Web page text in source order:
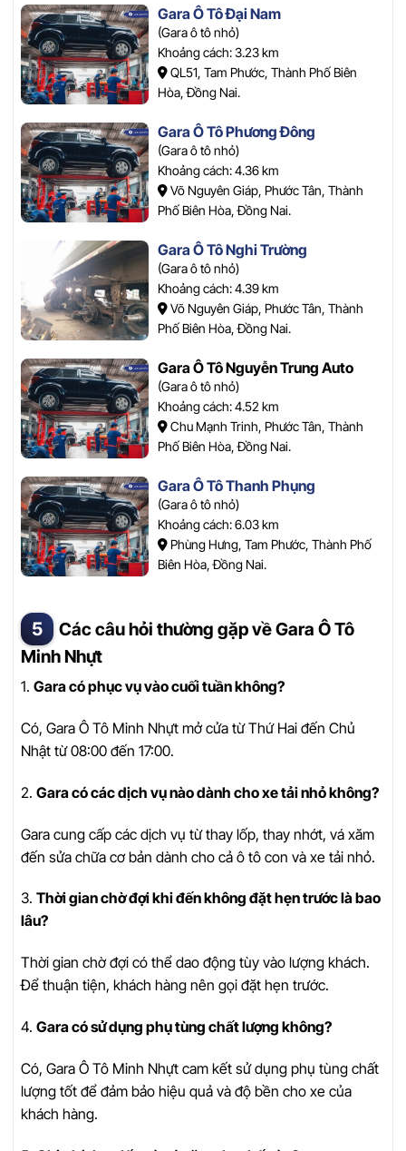
Gara Ô Tô Đại Nam
(Gara ô tô nhỏ)
Khoảng cách: 3.23 km
QL51, Tam Phước, Thành Phố Biên
Hòa, Đồng Nai.
Gara Ô Tô Phương Đông
(Gara ô tô nhỏ)
Khoảng cách: 4.36 km
Võ Nguyên Giáp, Phước Tân, Thành
Phố Biên Hòa, Đồng Nai.
Gara Ô Tô Nghi Trường
(Gara ô tô nhỏ)
Khoảng cách: 4.39 km
Võ Nguyên Giáp, Phước Tân, Thành
Phố Biên Hòa, Đồng Nai.
Gara Ô Tô Nguyễn Trung Auto
(Gara ô tô nhỏ)
Khoảng cách: 4.52 km
Chu Mạnh Trinh, Phước Tân, Thành
Phố Biên Hòa, Đồng Nai.
Gara Ô Tô Thanh Phụng
(Gara ô tô nhỏ)
Khoảng cách: 6.03 km
Phùng Hưng, Tam Phước, Thành Phố
Biên Hòa, Đồng Nai.
Các câu hỏi thường gặp về Gara Ô Tô
Minh Nhựt
1. Gara có phục vụ vào cuối tuần không?
Có, Gara Ô Tô Minh Nhựt mở cửa từ Thứ Hai đến Chủ
Nhật từ 08:00 đến 17:00.
2. Gara có các dịch vụ nào dành cho xe tải nhỏ không?
Gara cung cấp các dịch vụ từ thay lốp, thay nhớt, vá xăm
đến sửa chữa cơ bản dành cho cả ô tô con và xe tải nhỏ.
3. Thời gian chờ đợi khi đến không đặt hẹn trước là bao
lâu?
Thời gian chờ đợi có thể dao động tùy vào lượng khách.
Để thuận tiện, khách hàng nên gọi đặt hẹn trước.
4. Gara có sử dụng phụ tùng chất lượng không?
Có, Gara Ô Tô Minh Nhựt cam kết sử dụng phụ tùng chất
lượng tốt để đảm bảo hiệu quả và độ bền cho xe của
khách hàng.